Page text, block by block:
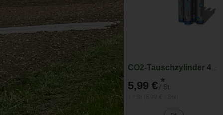
5,99 € *
/ St